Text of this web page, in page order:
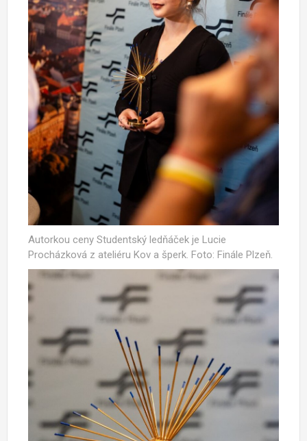
Autorkou ceny Studentský ledňáček je Lucie
Procházková z ateliéru Kov a šperk. Foto: Finále Plzeň.